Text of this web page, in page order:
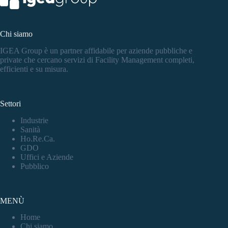
Chi siamo
IGEA Group è un partner affidabile per aziende pubbliche e
private che cercano servizi di Facility Management completi,
efficienti e su misura.
Settori
Industrie
Sanità
Ho.Re.Ca.
GDO
Uffici e Aziende
Pubblico
MENÙ
Home